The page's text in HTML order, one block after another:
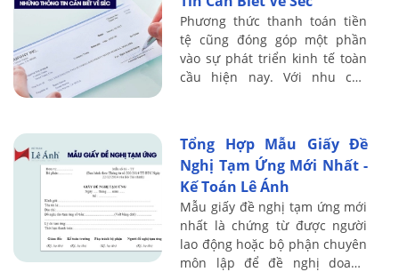
Phương thức thanh toán tiền
tệ cũng đóng góp một phần
vào sự phát triển kinh tế toàn
cầu hiện nay. Với nhu cầu
Tổng Hợp Mẫu Giấy Đề
Nghị Tạm Ứng Mới Nhất -
Kế Toán Lê Ánh
Mẫu giấy đề nghị tạm ứng mới
nhất là chứng từ được người
lao động hoặc bộ phận chuyên
môn lập để đề nghị doanh